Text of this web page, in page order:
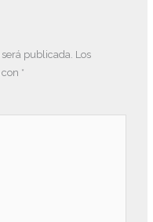
publicada. Los
*